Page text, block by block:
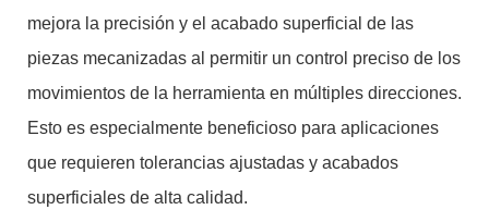
mejora la precisión y el acabado superficial de las
piezas mecanizadas al permitir un control preciso de los
movimientos de la herramienta en múltiples direcciones.
Esto es especialmente beneficioso para aplicaciones
que requieren tolerancias ajustadas y acabados
superficiales de alta calidad.